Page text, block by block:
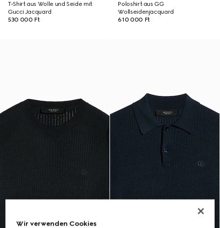
T-Shirt aus Wolle und Seide mit
Gucci Jacquard
530 000 Ft
Poloshirt aus GG
Wollseidenjacquard
610 000 Ft
Wir verwenden Cookies